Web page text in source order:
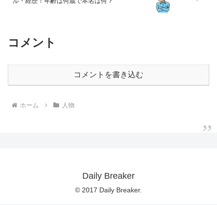
コメント
コメントを書き込む
ホーム 人物
Daily Breaker
© 2017 Daily Breaker.